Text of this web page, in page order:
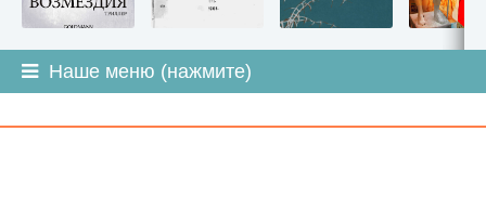
Наше меню (нажмите)